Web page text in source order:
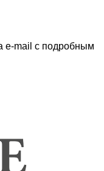
e-mail с подробным